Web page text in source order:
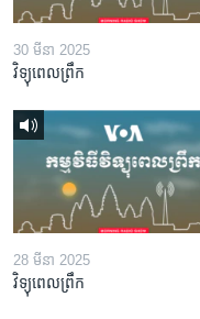
30 មីនា 2025
វិទ្យុពេលព្រឹក
28 មីនា 2025
វិទ្យុពេលព្រឹក